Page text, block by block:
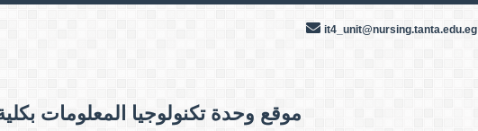
it4_unit@nursing.tanta.edu.eg
موقع وحدة تكنولوجيا المعلومات